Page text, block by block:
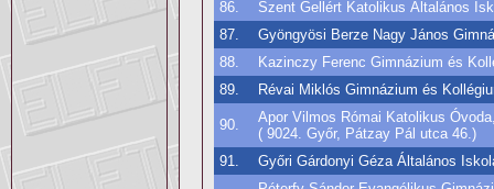
86.
Szent Gellért Katolikus Általános
87.
Gyöngyösi Berze Nagy János
88.
Kazinczy Ferenc Gimnázium és
89.
Révai Miklós Gimnázium és
90.
Apor Vilmos Római Katolikus
( 9024. Győr, Pátzay Pál utca 46.)
91.
Győri Gárdonyi Géza Általános